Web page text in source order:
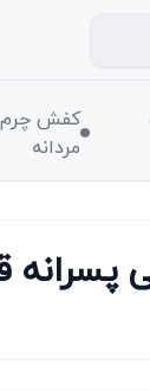
کفش چرم
مردانه
پسرانه